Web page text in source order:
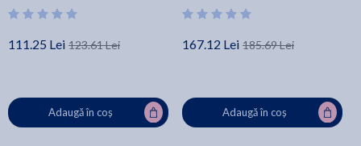
Dejesus
111.25 Lei 123.61 Lei
Adaugă în coș
167.12 Lei 185.69 Lei
Adaugă în coș